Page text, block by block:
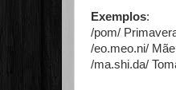
Exemplos:
/pom/
/eo.meo.ni/ Mãe
/ma.shi.da/